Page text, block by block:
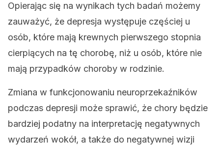
Opierając się na wynikach tych badań możemy
zauważyć, że depresja występuje częściej u
osób, które mają krewnych pierwszego stopnia
cierpiących na tę chorobę, niż u osób, które nie
mają przypadków choroby w rodzinie.
Zmiana w funkcjonowaniu neuroprzekaźników
podczas depresji może sprawić, że chory będzie
bardziej podatny na interpretację negatywnych
wydarzeń wokół, a także do negatywnej wizji